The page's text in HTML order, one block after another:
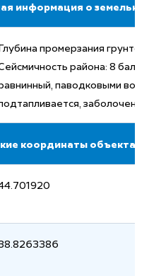
информация о
Глубина промерзания
района: 8
паводковыми
координаты объекта